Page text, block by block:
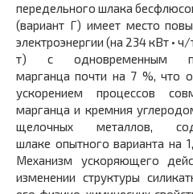
передельного шлака
(вариант Г) имеет место
электроэнергии (на 234 кВт •
т) с одновременным
марганца почти на 7 %, что
ускорением процессов
марганца и кремния
щелочных металлов,
шлаке опытного варианта на
Механизм ускоряющего
изменении структуры